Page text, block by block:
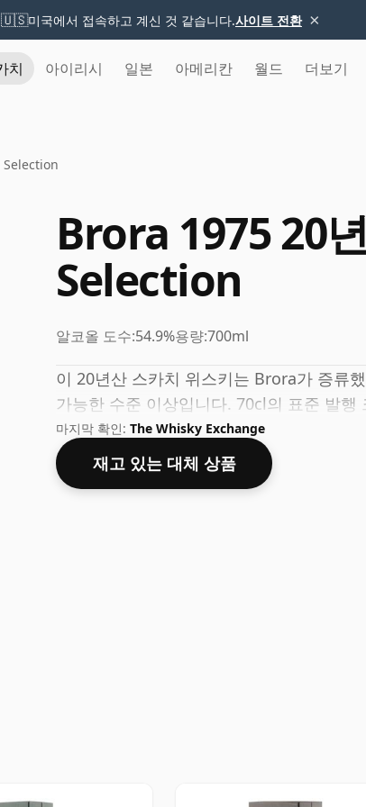
🇺🇸미국에서 접속하고 계신 것 같습니다.사이트 전환 ×
치 아이리시 일본 아메리칸 월드 더보기
Brora 1975 20
Selection
알코올 도수:54.9%용량:700ml
이 20년산 스카치 위스키는 Brora가 증류
가능한 수준 이상입니다. 70cl의 표준 발행
마지막 확인: The Whisky Exchange
재고 있는 대체 상품